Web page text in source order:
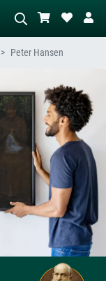
cena – ex: prado verde,
muito vermelho, pintura
nu em pé ao lado de
uma árvore.
Peter Hansen